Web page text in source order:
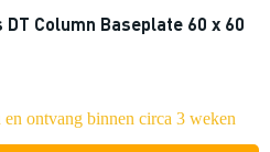
Column Baseplate 60 x 60
en ontvang binnen circa 3 weken